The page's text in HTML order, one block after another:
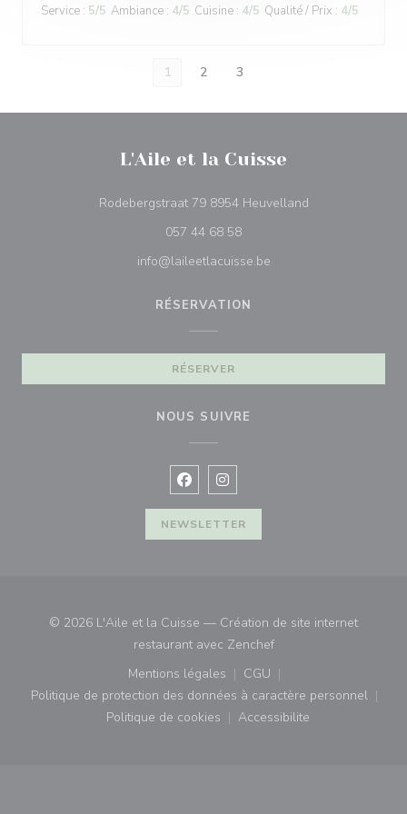
Service : 5/5 Ambiance : 4/5 Cuisine : 4/5 Qualité / Prix : 4/5
1 2 3
L'Aile et la Cuisse
Rodebergstraat 79 8954 Heuvelland((ouvre une
057 44 68 58
info@laileetlacuisse.be
RÉSERVATION
RÉSERVER
NOUS SUIVRE
Facebook ((ouvre une nouvelle
Instagram ((ouvre une
NEWSLETTER
© 2026 L'Aile et la Cuisse — Création de site internet
restaurant avec Zenchef((ouvre une nouvelle
Mentions légales
((ouvre une nouvelle fenêtre))
CGU
((ouvre une nouvelle
Politique de protection des données à caractère personnel
((ouvre une nouvelle fenêtre))
Politique de cookies
((ouvre une nouvelle fenêtre))
Accessibilite
((ouvre une nouvelle